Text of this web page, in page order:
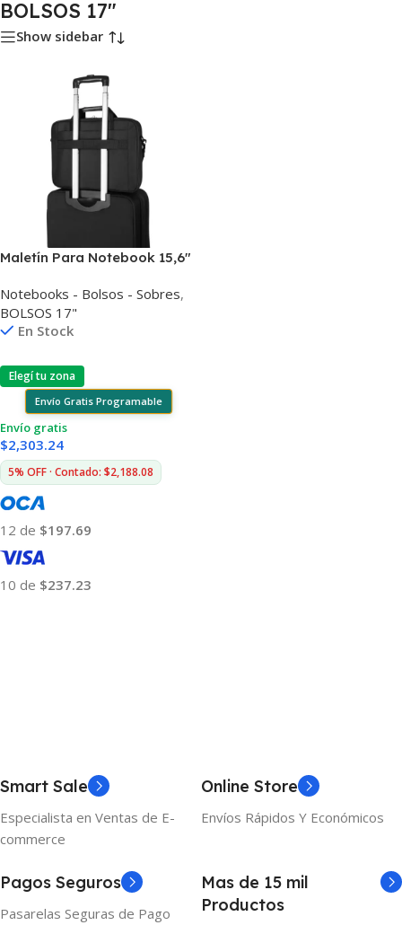
BOLSOS 17"
Show sidebar
Maletín Para Notebook 15,6″
Notebooks - Bolsos - Sobres,
BOLSOS 17"
En Stock
Elegí tu zona
Envío Gratis Programable
Envío gratis
$2,303.24
5% OFF · Contado: $2,188.08
12 de $197.69
10 de $237.23
Smart Sale
Especialista en Ventas de E-
commerce
Online Store
Envíos Rápidos Y Económicos
Pagos Seguros
Pasarelas Seguras de Pago
Mas de 15 mil
Productos